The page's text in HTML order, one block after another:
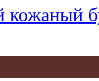
кожаный